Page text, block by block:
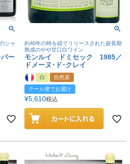
シャ
ー
約40年の時を経てリリースされた超長期
熟成のやや甘口白ワイン
モンルイ ドミセック 1985／
ドメーヌ･ド･クレイ
白
自然派
クール便でお届け
¥5,610税込